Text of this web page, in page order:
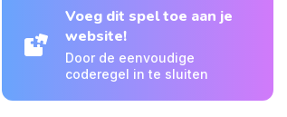
Voeg dit spel toe aan je
website!
Door de eenvoudige
coderegel in te sluiten